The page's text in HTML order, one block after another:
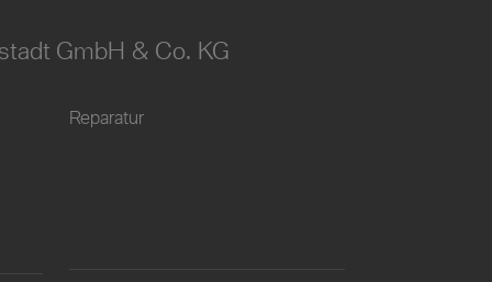
GmbH & Co. KG
Reparatur